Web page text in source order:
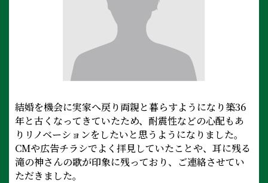
結婚を機会に実家へ戻り両親と暮らすようになり築36
年と古くなってきていたため、耐震性などの心配もあ
りリノベーションをしたいと思うようになりました。
CMや広告チラシでよく拝見していたことや、耳に残る
滝の神さんの歌が印象に残っており、ご連絡させてい
ただきました。